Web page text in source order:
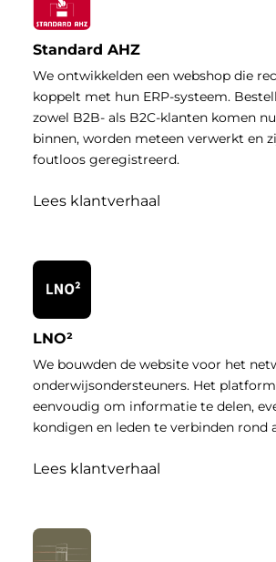
Standard AHZ
We ontwikkelden een webshop die
koppelt met hun ERP-systeem.
zowel B2B- als B2C-klanten komen
binnen, worden meteen verwerkt en
foutloos geregistreerd.
Lees klantverhaal
LNO²
We bouwden de website voor het
onderwijsondersteuners. Het
eenvoudig om informatie te delen,
kondigen en leden te verbinden rond
Lees klantverhaal